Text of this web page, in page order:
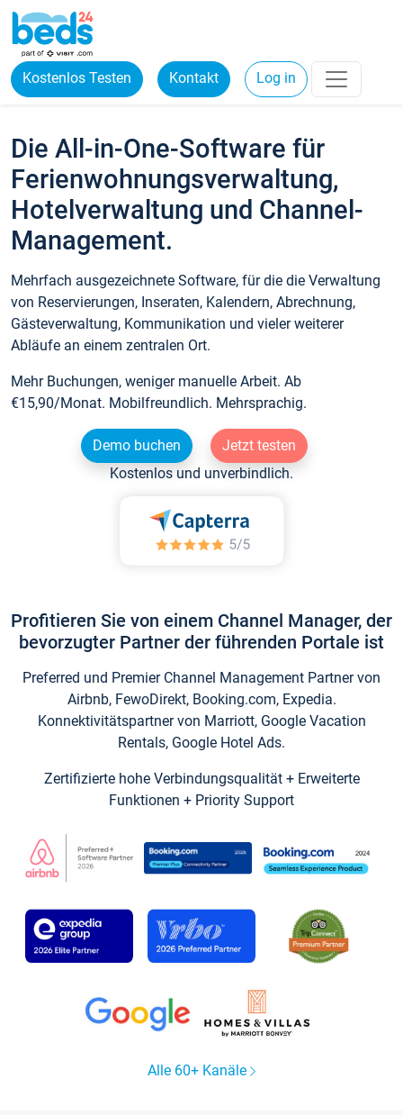
Kostenlos Testen Kontakt Log in
Die All-in-One-Software für
Ferienwohnungsverwaltung,
Hotelverwaltung und Channel-
Management.
Mehrfach ausgezeichnete Software, für die die Verwaltung
von Reservierungen, Inseraten, Kalendern, Abrechnung,
Gästeverwaltung, Kommunikation und vieler weiterer
Abläufe an einem zentralen Ort.
Mehr Buchungen, weniger manuelle Arbeit. Ab
€15,90/Monat. Mobilfreundlich. Mehrsprachig.
Demo buchen
Jetzt testen
Kostenlos und unverbindlich.
Profitieren Sie von einem Channel Manager, der
bevorzugter Partner der führenden Portale ist
Preferred und Premier Channel Management Partner von
Airbnb, FewoDirekt, Booking.com, Expedia.
Konnektivitätspartner von Marriott, Google Vacation
Rentals, Google Hotel Ads.
Zertifizierte hohe Verbindungsqualität + Erweiterte
Funktionen + Priority Support
Alle 60+ Kanäle